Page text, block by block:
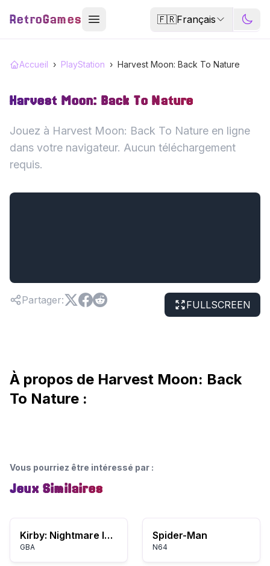
RetroGames 🇫🇷Français
Accueil › PlayStation › Harvest Moon: Back To Nature
Harvest Moon: Back To Nature
Jouez à Harvest Moon: Back To Nature en ligne
dans votre navigateur. Aucun téléchargement
requis.
Partager: FULLSCREEN
À propos de Harvest Moon: Back
To Nature :
Vous pourriez être intéressé par :
Jeux Similaires
Kirby: Nightmare In Dream Land
GBA
Spider-Man
N64